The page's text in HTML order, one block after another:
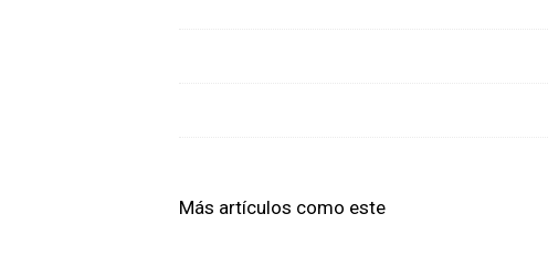
Más artículos como este